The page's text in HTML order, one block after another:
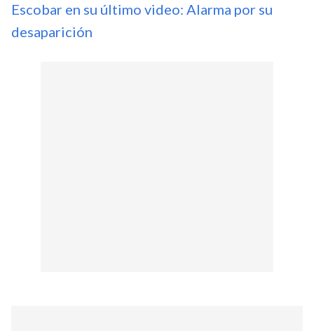
Escobar en su último video: Alarma por su
desaparición